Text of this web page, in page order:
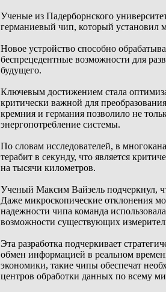
Ученые из Падерборнского
германиевый чип, который установил
Новое устройство способно
беспрецедентные возможности для
будущего.
Ключевым достижением стала
критически важной для
кремния и германия позволило не
энергопотребление системы.
По словам исследователей, в
терабит в секунду, что является
на тысячи километров.
Ученый Максим Вайзель подчеркнул,
Даже микроскопические отклонения
надежности чипа команда
возможности существующих
Эта разработка подчеркивает
обмен информацией в реальном
экономики, такие чипы обеспечат
центров обработки данных по всему